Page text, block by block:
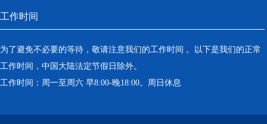
工作时间
为了避免不必要的等待，敬请注意我们的工作时间 。以下是我们的正常
工作时间，中国大陆法定节假日除外。
工作时间：周一至周六 早8:00-晚18:00。周日休息